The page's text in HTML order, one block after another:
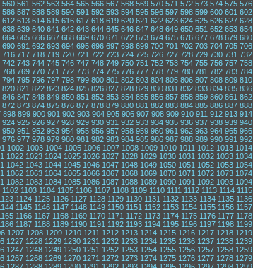
560 561 562 563 564 565 566 567 568 569 570 571 572 573 574 575 576
586 587 588 589 590 591 592 593 594 595 596 597 598 599 600 601 602
612 613 614 615 616 617 618 619 620 621 622 623 624 625 626 627 628
638 639 640 641 642 643 644 645 646 647 648 649 650 651 652 653 654
664 665 666 667 668 669 670 671 672 673 674 675 676 677 678 679 680
690 691 692 693 694 695 696 697 698 699 700 701 702 703 704 705 706
716 717 718 719 720 721 722 723 724 725 726 727 728 729 730 731 732
742 743 744 745 746 747 748 749 750 751 752 753 754 755 756 757 758
768 769 770 771 772 773 774 775 776 777 778 779 780 781 782 783 784
794 795 796 797 798 799 800 801 802 803 804 805 806 807 808 809 810
820 821 822 823 824 825 826 827 828 829 830 831 832 833 834 835 836
846 847 848 849 850 851 852 853 854 855 856 857 858 859 860 861 862
872 873 874 875 876 877 878 879 880 881 882 883 884 885 886 887 888
898 899 900 901 902 903 904 905 906 907 908 909 910 911 912 913 914
924 925 926 927 928 929 930 931 932 933 934 935 936 937 938 939 940
950 951 952 953 954 955 956 957 958 959 960 961 962 963 964 965 966
976 977 978 979 980 981 982 983 984 985 986 987 988 989 990 991 992
1002 1003 1004 1005 1006 1007 1008 1009 1010 1011 1012 1013 1014
1022 1023 1024 1025 1026 1027 1028 1029 1030 1031 1032 1033 1034
1042 1043 1044 1045 1046 1047 1048 1049 1050 1051 1052 1053 1054
1062 1063 1064 1065 1066 1067 1068 1069 1070 1071 1072 1073 1074
1082 1083 1084 1085 1086 1087 1088 1089 1090 1091 1092 1093 1094
1102 1103 1104 1105 1106 1107 1108 1109 1110 1111 1112 1113 1114 1115
1124 1125 1126 1127 1128 1129 1130 1131 1132 1133 1134 1135 1136
1145 1146 1147 1148 1149 1150 1151 1152 1153 1154 1155 1156 1157
1166 1167 1168 1169 1170 1171 1172 1173 1174 1175 1176 1177 1178
1187 1188 1189 1190 1191 1192 1193 1194 1195 1196 1197 1198 1199
1207 1208 1209 1210 1211 1212 1213 1214 1215 1216 1217 1218 1219
1227 1228 1229 1230 1231 1232 1233 1234 1235 1236 1237 1238 1239
1247 1248 1249 1250 1251 1252 1253 1254 1255 1256 1257 1258 1259
1267 1268 1269 1270 1271 1272 1273 1274 1275 1276 1277 1278 1279